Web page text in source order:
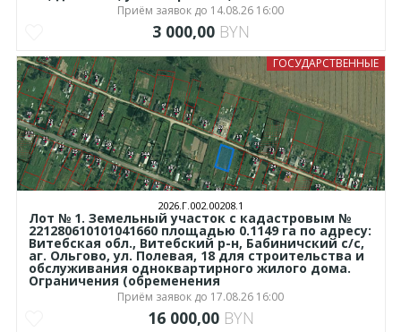
Приём заявок до 14.08.26 16:00
3 000,00 BYN
ГОСУДАРСТВЕННЫЕ
2026.Г.002.00208.1
Лот № 1. Земельный участок с кадастровым №
221280610101041660 площадью 0.1149 га по адресу:
Витебская обл., Витебский р-н, Бабиничский с/с,
аг. Ольгово, ул. Полевая, 18 для строительства и
обслуживания одноквартирного жилого дома.
Ограничения (обременения
Приём заявок до 17.08.26 16:00
16 000,00 BYN